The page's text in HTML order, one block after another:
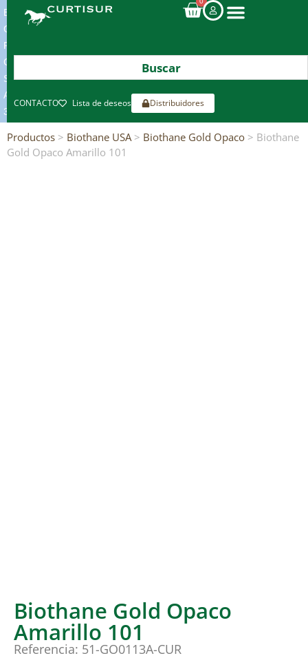
ENVIOS
GRATIS
POR
COMPRAS
SUPERIORES
A
300€*
CONTACTO Lista de deseos Distribuidores
Productos > Biothane USA> Biothane Gold Opaco > Biothane
Gold Opaco Amarillo 101
Biothane Gold Opaco
Amarillo 101
Referencia: 51-GO0113A-CUR